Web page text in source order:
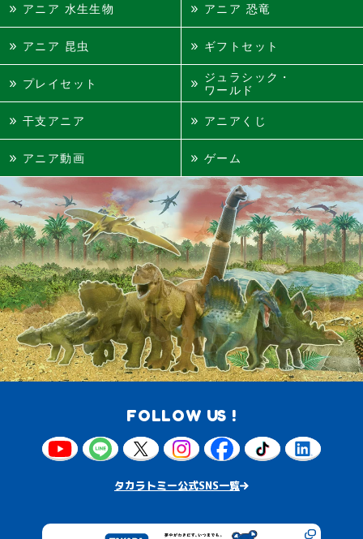
アニア 水生生物 アニア 恐竜
アニア 昆虫 ギフトセット
プレイセット
ジュラシック・
ワールド
干支アニア アニアくじ
アニア動画 ゲーム
FOLLOW US !
タカラトミー公式SNS一覧